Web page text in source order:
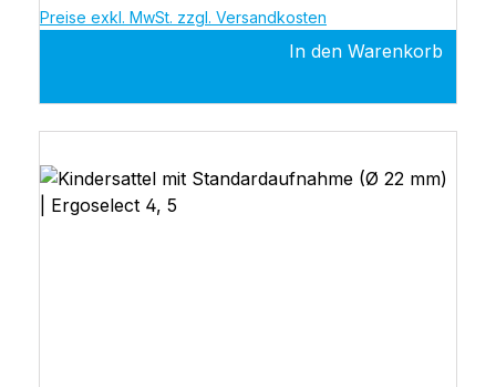
Preise exkl. MwSt. zzgl. Versandkosten
In den Warenkorb